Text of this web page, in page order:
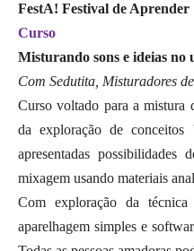
FestA! Festival de Aprender
Curso
Misturando sons e ideias no
Com Sedutita, Misturadores
Curso voltado para a mistura
da exploração de conceitos
apresentadas possibilidades
mixagem usando materiais
Com exploração da
aparelhagem simples e